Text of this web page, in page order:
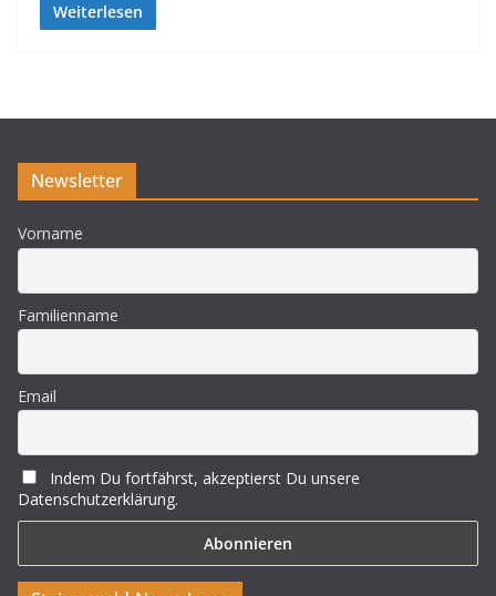
Weiterlesen
Newsletter
Vorname
Familienname
Email
Indem Du fortfährst, akzeptierst Du unsere
Datenschutzerklärung.